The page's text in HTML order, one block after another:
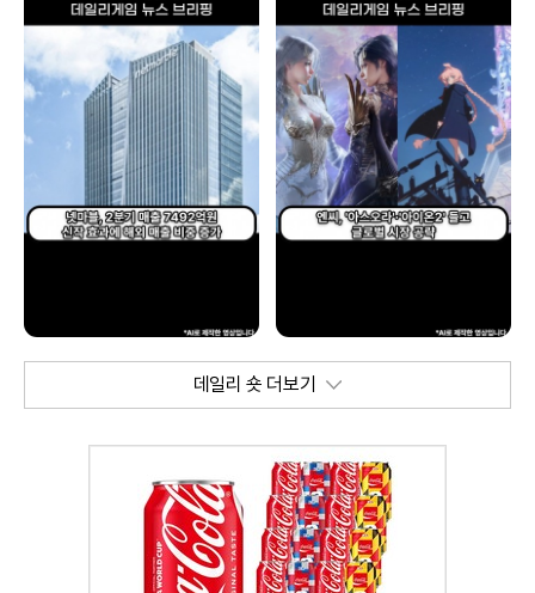
데일리 숏 더보기